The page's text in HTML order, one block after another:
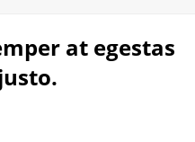
at egestas